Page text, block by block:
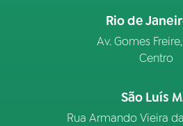
Rio de
Av. Gomes
Centro
São Luís
Rua Armando Vieira